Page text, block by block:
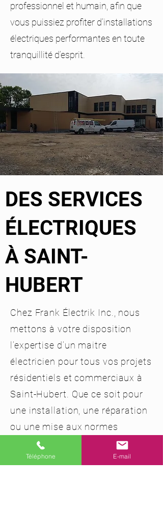
professionnel et humain, afin que
vous puissiez profiter d’installations
électriques performantes en toute
tranquillité d’esprit.
DES SERVICES
ÉLECTRIQUES
À SAINT-
HUBERT
Chez Frank Électrik Inc., nous
mettons à votre disposition
l’expertise d’un maitre
électricien pour tous vos projets
résidentiels et commerciaux à
Saint-Hubert. Que ce soit pour
une installation, une réparation
ou une mise aux normes
électriques, notre équipe
s’assure d’offrir un travail de
Téléphone E-mail